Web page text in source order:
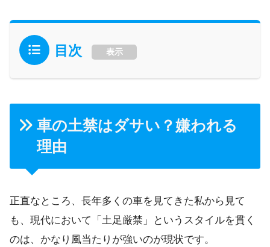
目次 表示
車の土禁はダサい？嫌われる
理由
正直なところ、長年多くの車を見てきた私から見て
も、現代において「土足厳禁」というスタイルを貫く
のは、かなり風当たりが強いのが現状です。